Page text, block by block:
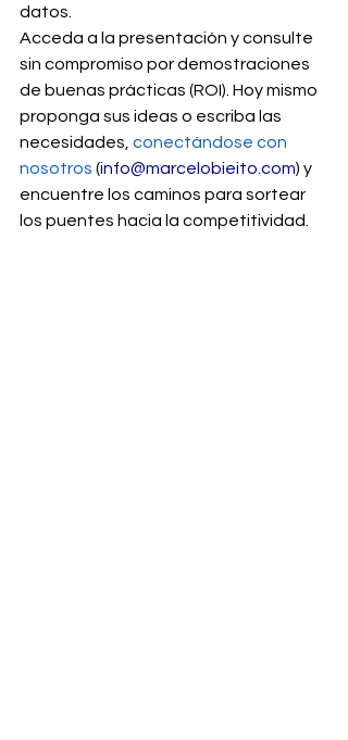
datos.
Acceda a la presentación y consulte
sin compromiso por demostraciones
de buenas prácticas (ROI). Hoy mismo
proponga sus ideas o escriba las
necesidades, conectándose con
nosotros (info@marcelobieito.com) y
encuentre los caminos para sortear
los puentes hacia la competitividad.